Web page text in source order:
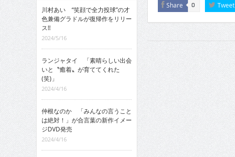
Share 0 Tweet
川村あい “笑顔で全力投球”の才
色兼備グラドルが復帰作をリリー
ス!!
2024/5/16
ランジャタイ 「素晴らしい出会
いと〝癒着〟が育ててくれた
(笑)」
2024/4/16
仲根なのか 「みんなの言うこと
は絶対！」が合言葉の新作イメー
ジDVD発売
2024/4/16